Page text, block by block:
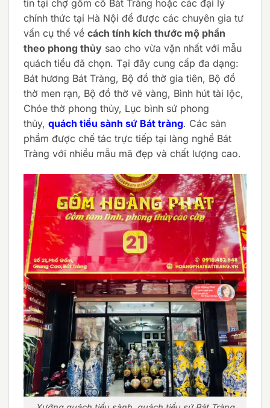
tín tại chợ gốm cổ Bát Tràng hoặc các đại lý
chính thức tại Hà Nội để được các chuyên gia tư
vấn cụ thể về cách tính kích thước mộ phần
theo phong thủy sao cho vừa vặn nhất với mẫu
quách tiểu đã chọn. Tại đây cung cấp đa dạng:
Bát hương Bát Tràng, Bộ đồ thờ gia tiên, Bộ đồ
thờ men rạn, Bộ đồ thờ vẽ vàng, Bình hút tài lộc,
Chóe thờ phong thủy, Lục bình sứ phong
thủy, quách tiểu sành sứ Bát tràng. Các sản
phẩm được chế tác trực tiếp tại làng nghề Bát
Tràng với nhiều mẫu mã đẹp và chất lượng cao.